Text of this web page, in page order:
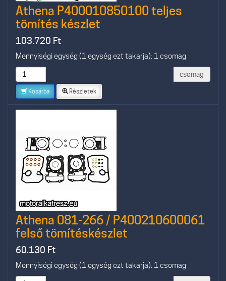
Athena P400010850100 teljes
tömítés készlet
103.720 Ft
Mennyiségi egység (1 egység ezt takarja): 1 csomag
csomag
Kosárba Részletek
Athena 081-266 / P400210600061
felső tömítéskészlet
60.130 Ft
Mennyiségi egység (1 egység ezt takarja): 1 csomag